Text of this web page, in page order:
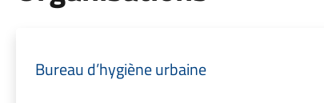
Bureau d’hygiène urbaine